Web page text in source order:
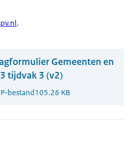
.
Gemeenten en
tijdvak 3 (v2)
bestand105.26 KB